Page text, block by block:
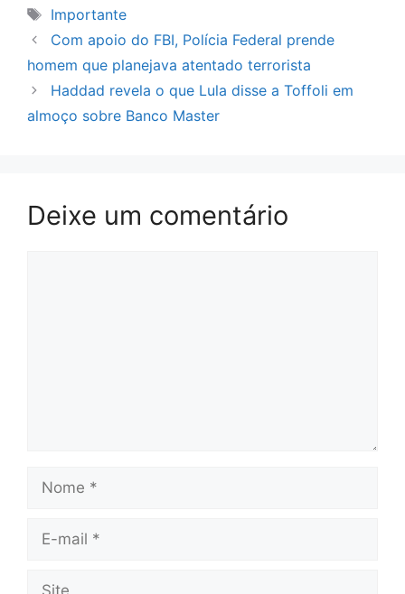
Tags
Importante
Com apoio do FBI, Polícia Federal prende
homem que planejava atentado terrorista
Haddad revela o que Lula disse a Toffoli em
almoço sobre Banco Master
Deixe um comentário
Nome
Site